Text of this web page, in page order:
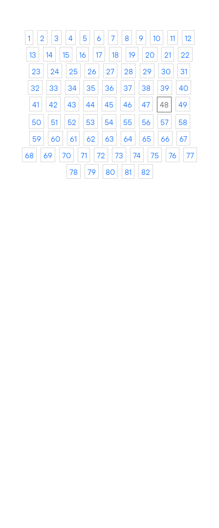
1 2 3 4 5 6 7 8 9 10 11
12
13
14 15 16 17 18 19 20 21
22
23
24 25 26 27 28 29 30
31
32
33 34 35 36 37 38 39
40
41
42 43 44 45 46 47 48
49
50
51 52 53 54 55 56 57
58
59
60 61 62 63 64 65 66
67
68
69 70 71 72 73 74 75 76
77
78
79 80 81 82